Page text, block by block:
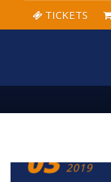
TICKETS
03 2019